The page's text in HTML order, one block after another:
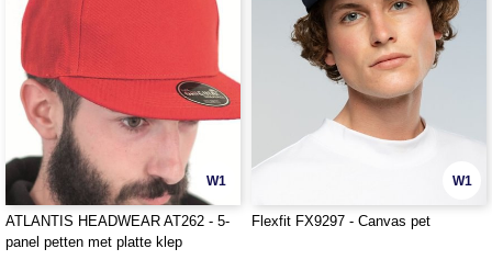
W1
ATLANTIS HEADWEAR AT262 - 5-
panel petten met platte klep
W1
Flexfit FX9297 - Canvas pet